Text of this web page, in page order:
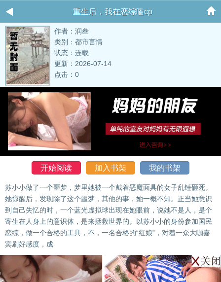
重生后，我在恋综嗑cp
作者：润叁
类别：都市言情
状态：连载
更新：2026-07-14
点击：0
开始阅读 加入书架 我的书架
苏小小做了一个噩梦，梦里她被一个戴着恶魔面具的女子乱锤砸死。
她惊醒后，发现除了这个噩梦，其他的事，她一概不知。正当她意识
到自己失忆的时，一个蓝光虚拟球出现在她眼前，说她不是人，是个
寄生在人身上的意识体，是来拯救世界的。以苏小小的身份参加国民
恋综，做一个合格的工具，不，一名合格的“红娘”，对着一众大咖嘉
宾刷好感度，成